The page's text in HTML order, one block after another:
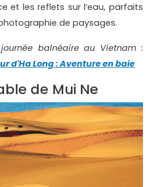
et les reflets sur l’eau, parfaits
de paysages.
balnéaire au Vietnam :
d'Ha Long : Aventure en baie
de Mui Ne